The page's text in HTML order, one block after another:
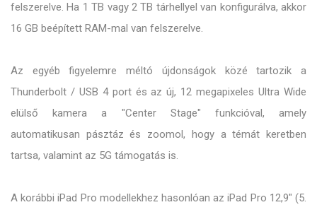
felszerelve. Ha 1 TB vagy 2 TB tárhellyel van konfigurálva, akkor
16 GB beépített RAM-mal van felszerelve.
Az egyéb figyelemre méltó újdonságok közé tartozik a
Thunderbolt / USB 4 port és az új, 12 megapixeles Ultra Wide
elülső kamera a "Center Stage" funkcióval, amely
automatikusan pásztáz és zoomol, hogy a témát keretben
tartsa, valamint az 5G támogatás is.
A korábbi iPad Pro modellekhez hasonlóan az iPad Pro 12,9" (5.